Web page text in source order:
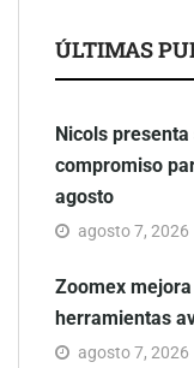
ÚLTIMAS
Nicols
compromiso
agosto
agosto 7, 2026
Zoomex
herramientas
agosto 7, 2026